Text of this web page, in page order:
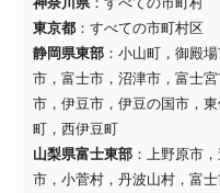
東京都 ：すべての市町村区
静岡県東部 ：小山町，御殿
市，富士市，沼津市，富士
市，伊豆市，伊豆の国市，
町，西伊豆町
山梨県富士東部 ：上野原市
市，小菅村，丹波山村，富